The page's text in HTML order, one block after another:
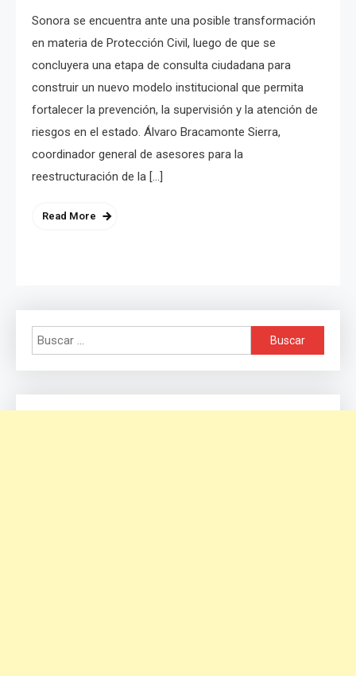
Sonora se encuentra ante una posible transformación
en materia de Protección Civil, luego de que se
concluyera una etapa de consulta ciudadana para
construir un nuevo modelo institucional que permita
fortalecer la prevención, la supervisión y la atención de
riesgos en el estado. Álvaro Bracamonte Sierra,
coordinador general de asesores para la
reestructuración de la […]
Read More
Buscar: